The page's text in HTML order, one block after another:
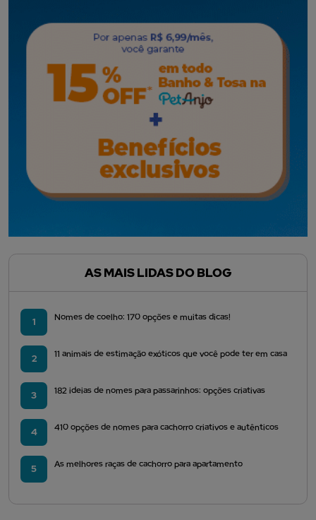
AS MAIS LIDAS DO BLOG
1 Nomes de coelho: 170 opções e muitas dicas!
2 11 animais de estimação exóticos que você pode ter em casa
3 182 ideias de nomes para passarinhos: opções criativas
4 410 opções de nomes para cachorro criativos e autênticos
5 As melhores raças de cachorro para apartamento